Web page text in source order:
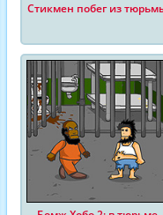
Стикмен побег из